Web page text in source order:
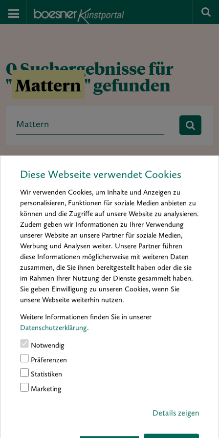
Diese Webseite verwendet Cookies
Wir verwenden Cookies, um Inhalte und Anzeigen zu
personalisieren, Funktionen für soziale Medien anbieten zu
können und die Zugriffe auf unsere Website zu analysieren.
Zudem geben wir Informationen zu Ihrer Verwendung
unserer Website an unsere Partner für soziale Medien,
Werbung und Analysen weiter. Unsere Partner führen
diese Informationen möglicherweise mit weiteren Daten
zusammen, die Sie ihnen bereitgestellt haben oder die sie
im Rahmen Ihrer Nutzung der Dienste gesammelt haben.
Sie geben Einwilligung zu unseren Cookies, wenn Sie
unsere Webseite weiterhin nutzen.
Weitere Informationen finden Sie in unserer
Datenschutzerklärung.
Notwendig
Präferenzen
Statistiken
Marketing
Details zeigen
0 Suchergebnisse für
" Mattern " gefunden
Search
for:
Rubrik: Ausstellung baa 2014
Kunst & Künstler Material & Inspiration
Materialkunde Mein Material News Porträt Praxis
Archiv: 2026 2025 2024 2023 2022 2021
2017
Sorry, no results were found.